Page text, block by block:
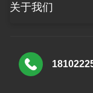
关于我们